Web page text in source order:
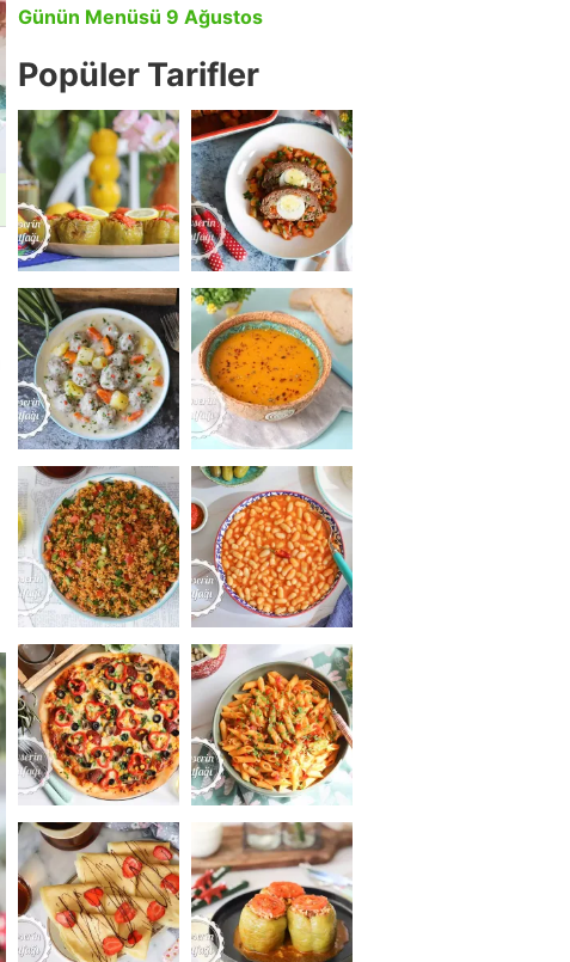
Günün Menüsü 9 Ağustos
Popüler Tarifler